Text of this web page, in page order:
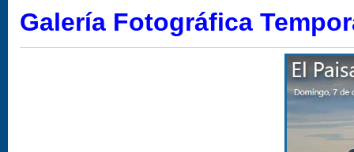
Galería Fotográfica